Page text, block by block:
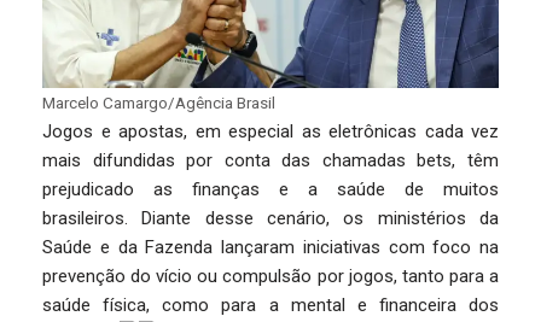
Marcelo Camargo/Agência Brasil
Jogos e apostas, em especial as eletrônicas cada vez
mais difundidas por conta das chamadas bets, têm
prejudicado as finanças e a saúde de muitos
brasileiros. Diante desse cenário, os ministérios da
Saúde e da Fazenda lançaram iniciativas com foco na
prevenção do vício ou compulsão por jogos, tanto para a
saúde física, como para a mental e financeira dos